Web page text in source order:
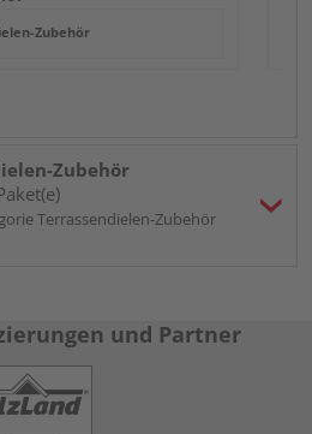
Zubehör
Zubehör
Terrassendielen-Zubehör
und Partner